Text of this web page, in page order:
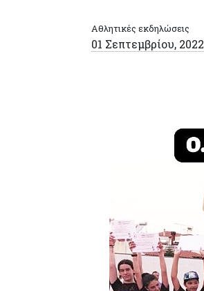
Αθλητικές εκδηλώσεις
01 Σεπτεμβρίου, 2022